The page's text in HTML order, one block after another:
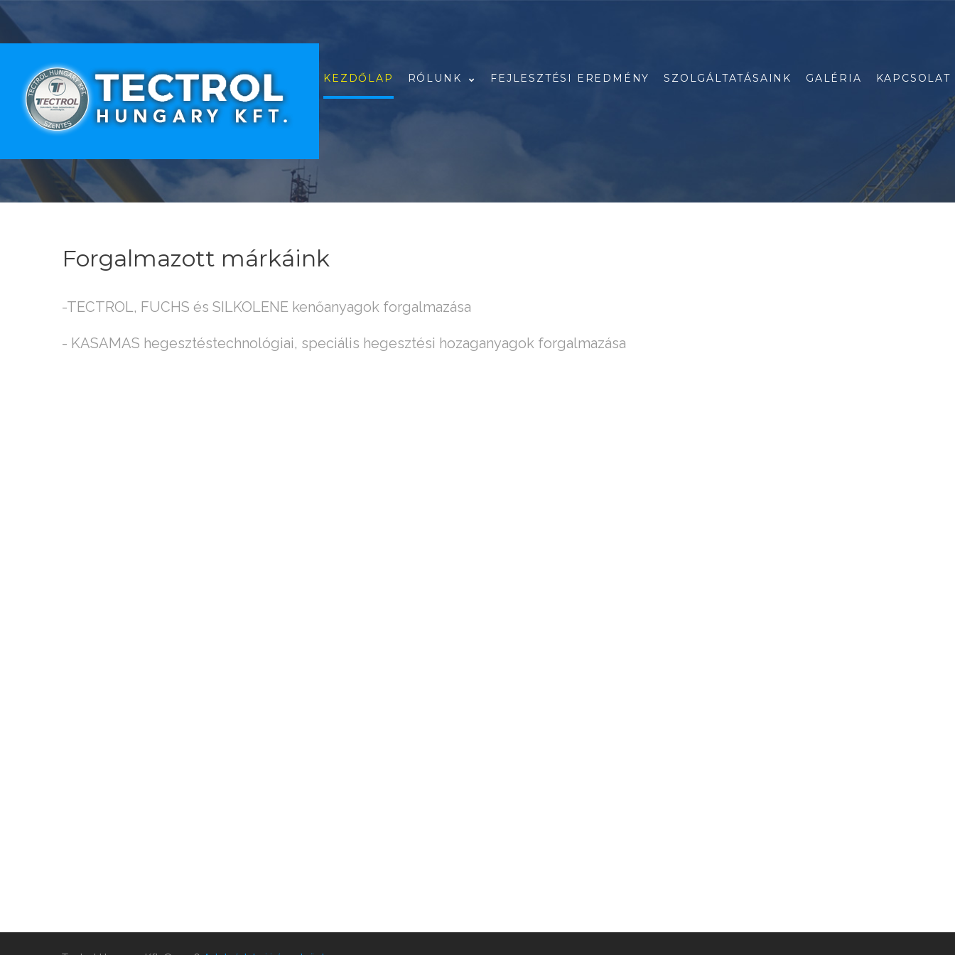
KEZDŐLAP RÓLUNK FEJLESZTÉSI EREDMÉNY SZOLGÁLTATÁSAINK GALÉRIA KAPCSOLAT
Forgalmazott márkáink
-TECTROL, FUCHS és SILKOLENE kenőanyagok forgalmazása
- KASAMAS hegesztéstechnológiai, speciális hegesztési hozaganyagok forgalmazása